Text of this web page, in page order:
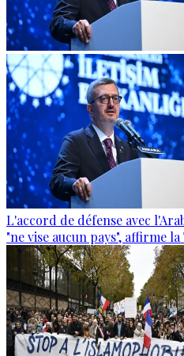
L'accord de défense avec
"ne vise aucun pays", affirme